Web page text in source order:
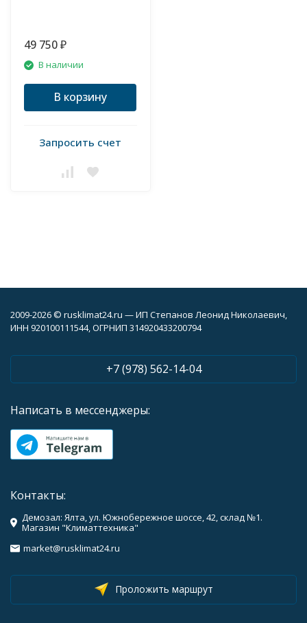
49 750 ₽
В наличии
В корзину
Запросить счет
2009-2026 © rusklimat24.ru — ИП Степанов Леонид Николаевич,
ИНН 920100111544, ОГРНИП 314920433200794
+7 (978) 562-14-04
Написать в мессенджеры:
Контакты:
Демозал: Ялта, ул. Южнобережное шоссе, 42, склад №1.
Магазин "Климаттехника"
market@rusklimat24.ru
Проложить маршрут